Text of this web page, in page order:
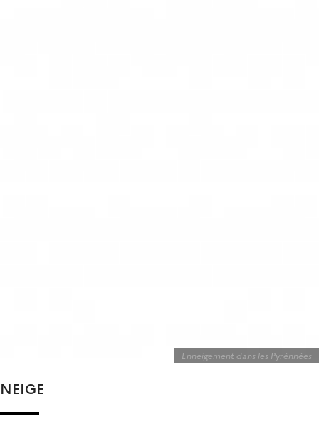
Enneigement dans les Pyrénnées
NEIGE